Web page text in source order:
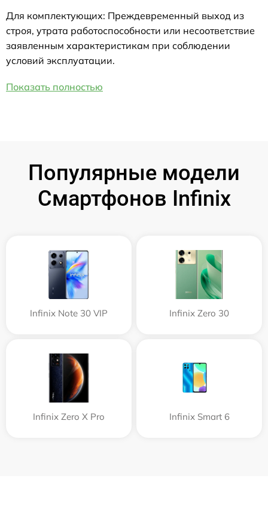
Для комплектующих: Преждевременный выход из
строя, утрата работоспособности или несоответствие
заявленным характеристикам при соблюдении
условий эксплуатации.
Показать полностью
Популярные модели
Смартфонов Infinix
Infinix Note 30 VIP Infinix Zero 30
Infinix Zero X Pro Infinix Smart 6